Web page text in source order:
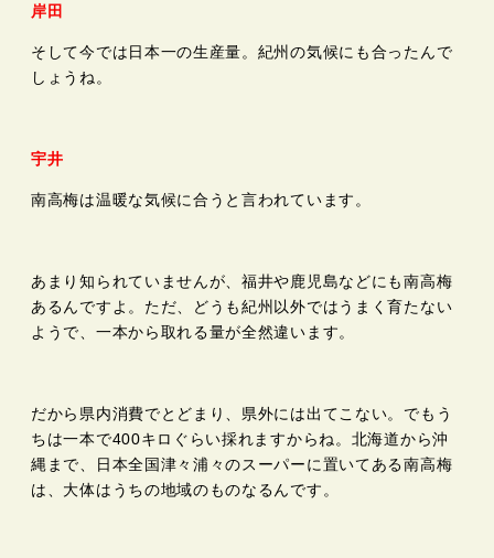
岸田
そして今では日本一の生産量。紀州の気候にも合ったんで
しょうね。
宇井
南高梅は温暖な気候に合うと言われています。
あまり知られていませんが、福井や鹿児島などにも南高梅
あるんですよ。ただ、どうも紀州以外ではうまく育たない
ようで、一本から取れる量が全然違います。
だから県内消費でとどまり、県外には出てこない。でもう
ちは一本で400キロぐらい採れますからね。北海道から沖
縄まで、日本全国津々浦々のスーパーに置いてある南高梅
は、大体はうちの地域のものなるんです。